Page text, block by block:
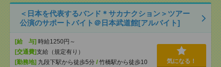
＜日本を代表するバンド＊サカナクション＞ツアー
公演のサポートバイト＠日本武道館[アルバイト]
[給 与] 時給1250円～
[交通費]支給（規定有り）
[勤務地] 九段下駅から徒歩5分 / 竹橋駅から徒歩10
気になる！